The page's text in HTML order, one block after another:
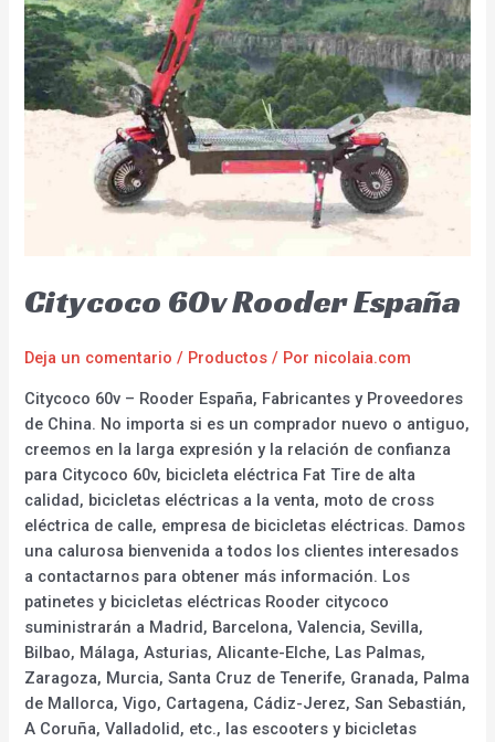
Citycoco 60v Rooder España
Deja un comentario / Productos / Por nicolaia.com
Citycoco 60v – Rooder España, Fabricantes y Proveedores
de China. No importa si es un comprador nuevo o antiguo,
creemos en la larga expresión y la relación de confianza
para Citycoco 60v, bicicleta eléctrica Fat Tire de alta
calidad, bicicletas eléctricas a la venta, moto de cross
eléctrica de calle, empresa de bicicletas eléctricas. Damos
una calurosa bienvenida a todos los clientes interesados
a contactarnos para obtener más información. Los
patinetes y bicicletas eléctricas Rooder citycoco
suministrarán a Madrid, Barcelona, Valencia, Sevilla,
Bilbao, Málaga, Asturias, Alicante-Elche, Las Palmas,
Zaragoza, Murcia, Santa Cruz de Tenerife, Granada, Palma
de Mallorca, Vigo, Cartagena, Cádiz-Jerez, San Sebastián,
A Coruña, Valladolid, etc., las escooters y bicicletas